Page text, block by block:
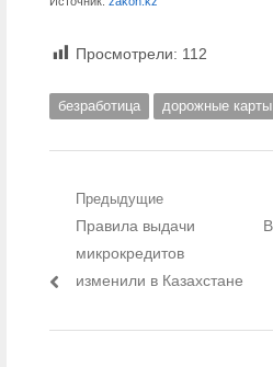
Просмотрели: 112
безработица дорожные карты
Навигация по
Предыдущие
Предыдущий пост:
Правила выдачи
микрокредитов
изменили в Казахстане